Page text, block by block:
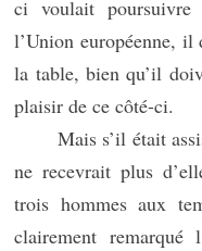
ci voulait poursuivre
l’Union européenne, il
la table, bien qu’il
plaisir de ce côté-ci.
Mais s’il était assis
ne recevrait plus
trois hommes aux
clairement